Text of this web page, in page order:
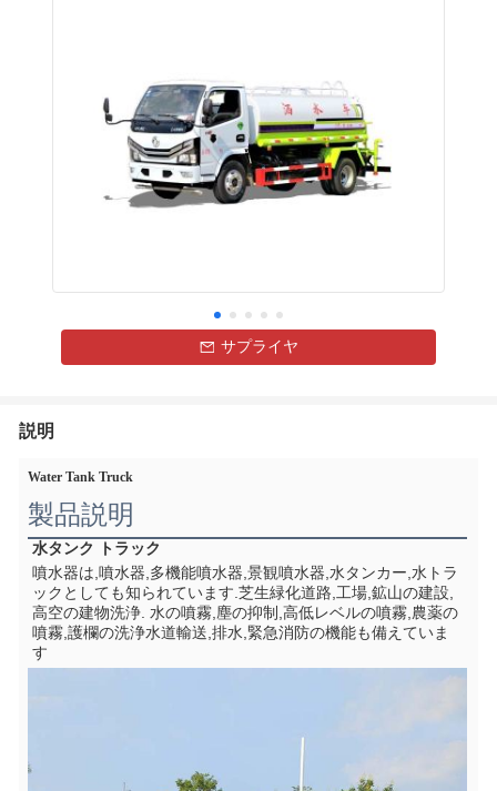
サプライヤ
説明
Water Tank Truck
製品説明
水タンク トラック
噴水器は,噴水器,多機能噴水器,景観噴水器,水タンカー,水トラ
ックとしても知られています.芝生緑化道路,工場,鉱山の建設,
高空の建物洗浄. 水の噴霧,塵の抑制,高低レベルの噴霧,農薬の
噴霧,護欄の洗浄水道輸送,排水,緊急消防の機能も備えていま
す